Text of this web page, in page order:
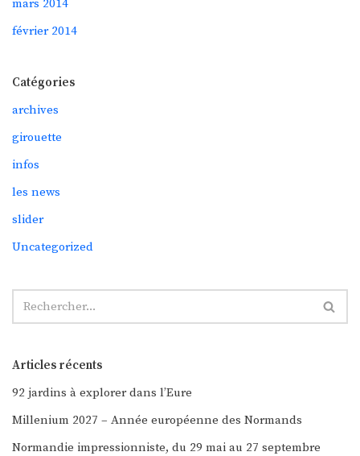
mars 2014
février 2014
Catégories
archives
girouette
infos
les news
slider
Uncategorized
Articles récents
92 jardins à explorer dans l’Eure
Millenium 2027 – Année européenne des Normands
Normandie impressionniste, du 29 mai au 27 septembre